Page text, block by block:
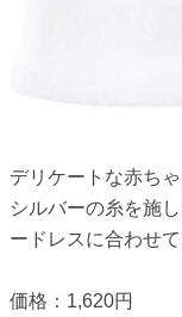
デリケートな赤ち
シルバーの糸を施
ードレスに合わせて
価格：1,620円